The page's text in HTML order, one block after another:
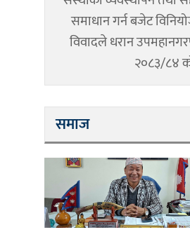
समाधान गर्न बजेट
विवादले धरान
२०८३/८४
समाज